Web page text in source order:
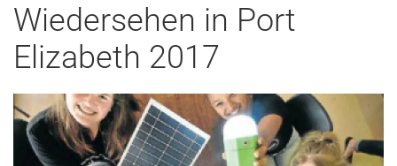
Wiedersehen in Port
Elizabeth 2017